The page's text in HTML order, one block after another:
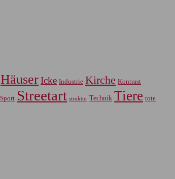
HäuserIcke Industrie Kirche Kontrast
Sport Streetart struktur Technik Tiere tote